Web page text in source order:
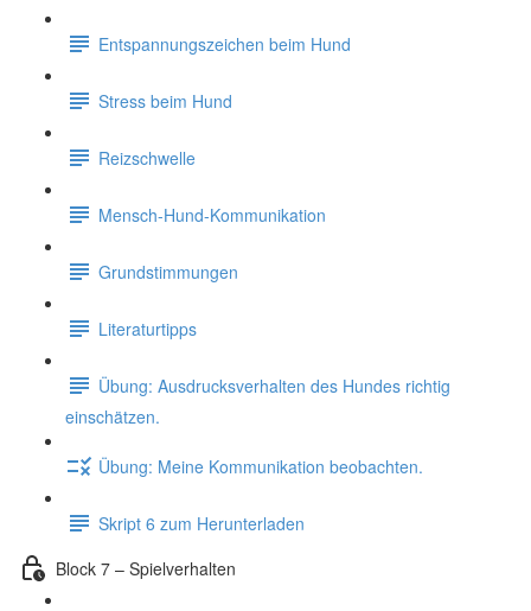
Entspannungszeichen beim Hund
Stress beim Hund
Reizschwelle
Mensch-Hund-Kommunikation
Grundstimmungen
Literaturtipps
Übung: Ausdrucksverhalten des Hundes richtig
einschätzen.
Übung: Meine Kommunikation beobachten.
Skript 6 zum Herunterladen
Block 7 – Spielverhalten